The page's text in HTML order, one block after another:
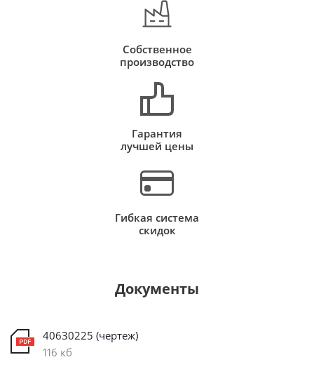
Собственное
производство
Гарантия
лучшей цены
Гибкая система
скидок
Документы
40630225 (чертеж)
116 кб